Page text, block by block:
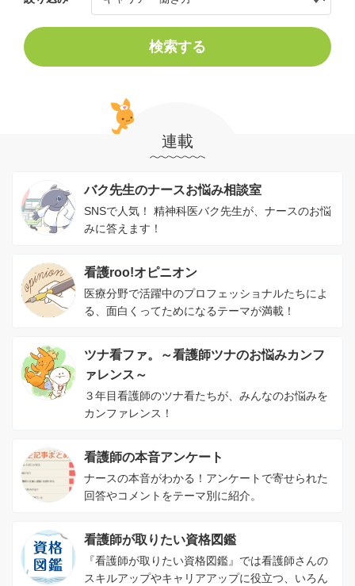
検索する
連載
バク先生のナースお悩み相談室
SNSで人気！ 精神科医バク先生が、ナースのお悩
みに答えます！
看護roo!オピニオン
医療分野で活躍中のプロフェッショナルたちによ
る、面白くってためになるテーマが満載！
ツナ看ファ。～看護師ツナのお悩みカンフ
ァレンス～
３年目看護師のツナ看たちが、みんなのお悩みを
カンファレンス！
看護師の本音アンケート
ナースの本音がわかる！アンケートで寄せられた
回答やコメントをテーマ別に紹介。
看護師が取りたい資格図鑑
『看護師が取りたい資格図鑑』では看護師さんの
スキルアップやキャリアアップに役立つ、いろん